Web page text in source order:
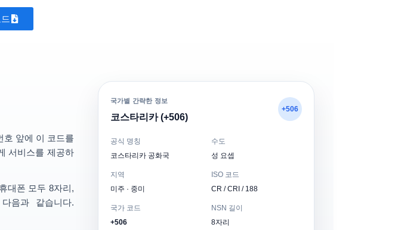
호 앞에 이 코드를
서비스를 제공하
대폰 모두 8자리,
음과 같습니다.
국가별 간략한 정보
코스타리카 (+506)
+506
공식 명칭
코스타리카 공화국
수도
성 요셉
지역
미주 · 중미
ISO 코드
CR / CRI / 188
국가 코드
+506
NSN 길이
8자리